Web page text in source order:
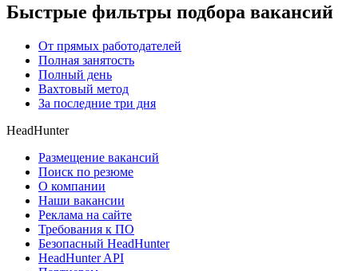
Быстрые фильтры подбора вакансий
От прямых работодателей
Полная занятость
Полный день
Вахтовый метод
За последние три дня
HeadHunter
Размещение вакансий
Поиск по резюме
О компании
Наши вакансии
Реклама на сайте
Требования к ПО
Безопасный HeadHunter
HeadHunter API